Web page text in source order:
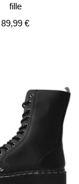
fille
Prix
89,99 €